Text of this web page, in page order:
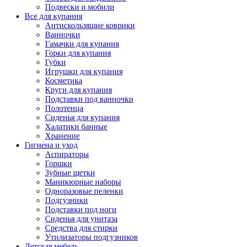
Подвески и мобили
Все для купания
Антискользящие коврики
Ванночки
Гамачки для купания
Горки для купания
Губки
Игрушки для купания
Косметика
Круги для купания
Подставки под ванночки
Полотенца
Сиденья для купания
Халатики банные
Хранение
Гигиена и уход
Аспираторы
Горшки
Зубные щетки
Маникюрные наборы
Одноразовые пеленки
Подгузники
Подставки под ноги
Сиденья для унитаза
Средства для стирки
Утилизаторы подгузников